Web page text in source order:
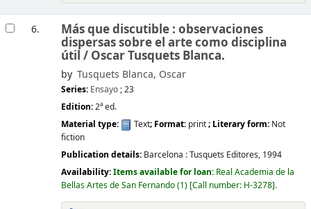
6. Más que discutible : observaciones
dispersas sobre el arte como disciplina
útil / Oscar Tusquets Blanca.
by Tusquets Blanca, Oscar
Series: Ensayo; 23
Edition:2ª ed.
Material type:
Text; Format: print; Literary form: Not
fiction
Publication details: Barcelona :Tusquets Editores, 1994
Availability:Items available for loan: Real Academia de la
Bellas Artes de San Fernando(1) Call number: H-3278 .